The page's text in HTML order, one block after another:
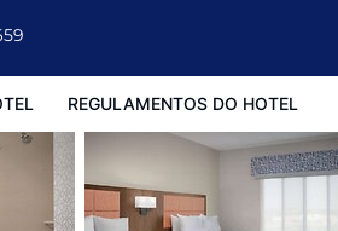
REGULAMENTOS DO HOTEL